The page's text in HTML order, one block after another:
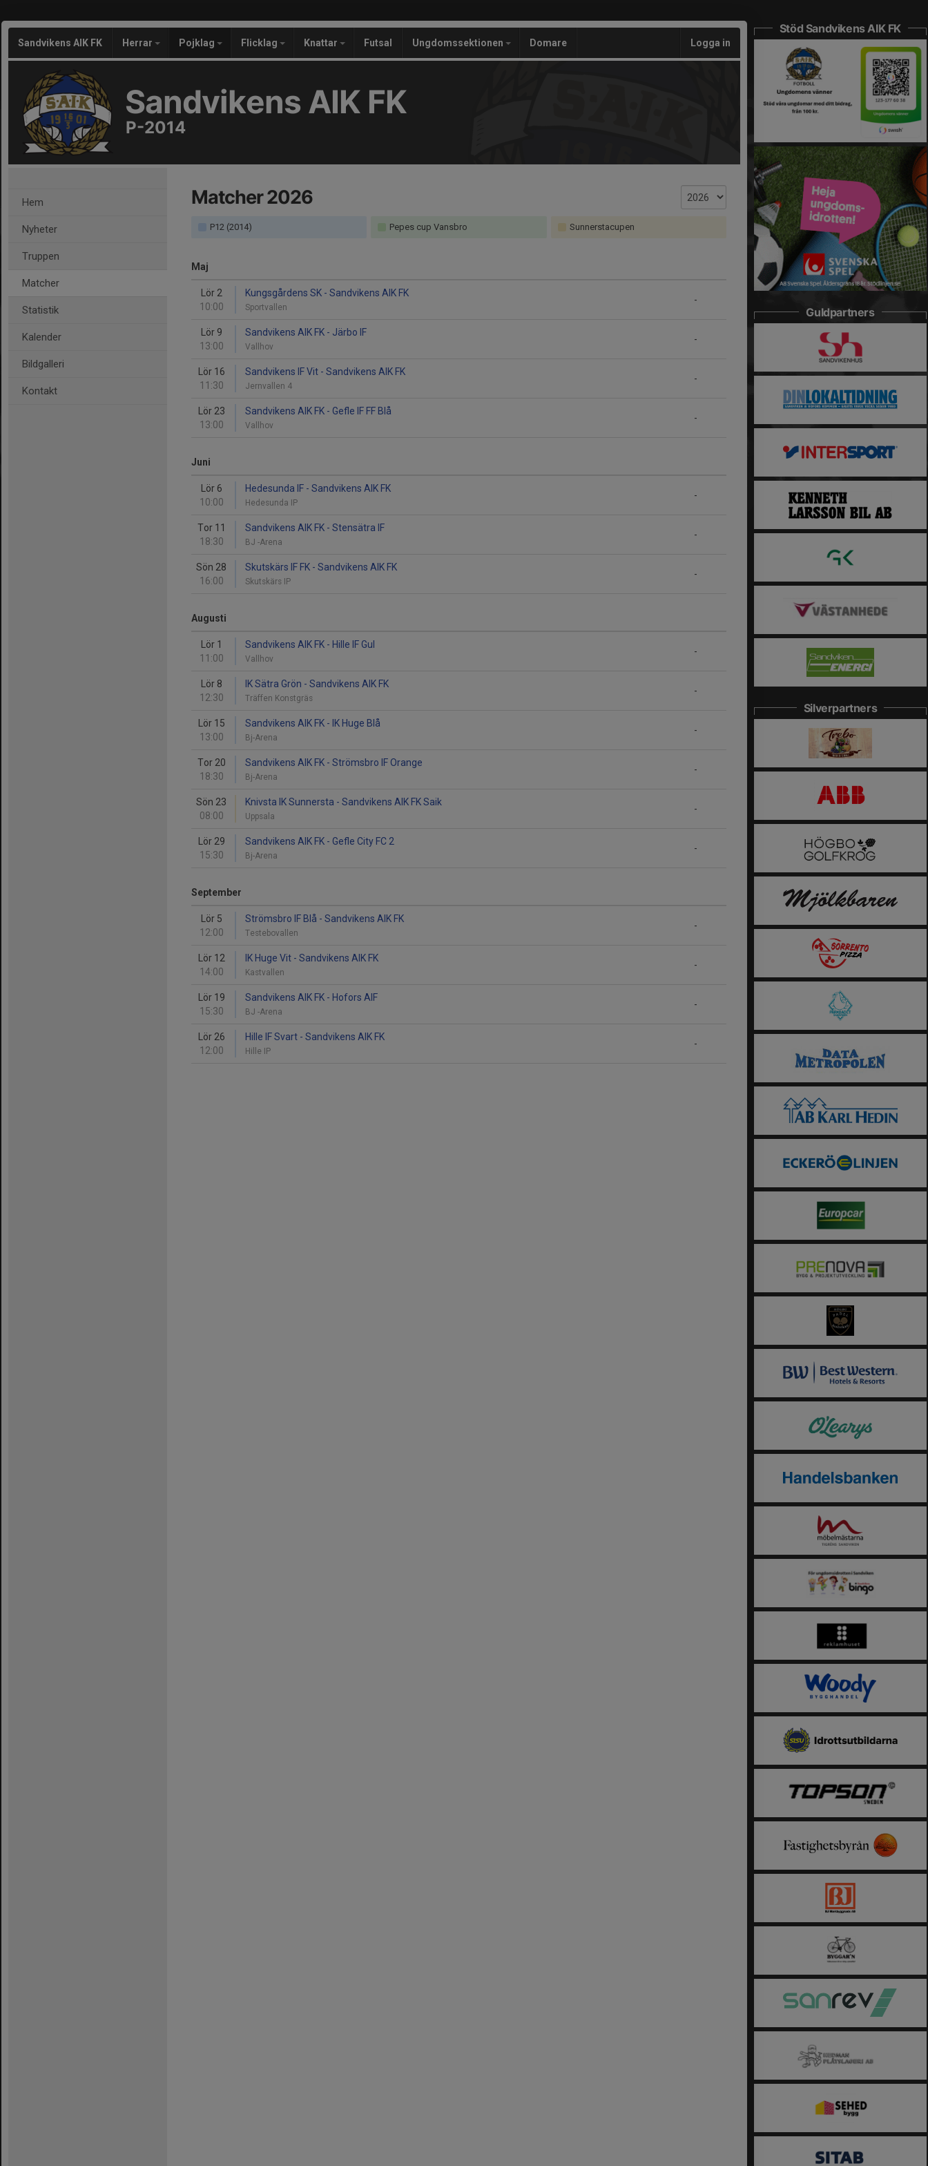
Sandvikens AIK FK Herrar Pojklag Flicklag Knattar Futsal Ungdomssektionen Domare Logga in
Sandvikens AIK FK
P-2014
Hem
Nyheter
Truppen
Matcher
Statistik
Kalender
Bildgalleri
Kontakt
Matcher 2026
P12 (2014) Pepes cup Vansbro Sunnerstacupen
Maj
Lör 2
10:00
-
Kungsgårdens SK - Sandvikens AIK FK
Sportvallen
Lör 9
13:00
-
Sandvikens AIK FK - Järbo IF
Vallhov
Lör 16
11:30
-
Sandvikens IF Vit - Sandvikens AIK FK
Jernvallen 4
Lör 23
13:00
-
Sandvikens AIK FK - Gefle IF FF Blå
Vallhov
Juni
Lör 6
10:00
-
Hedesunda IF - Sandvikens AIK FK
Hedesunda IP
Tor 11
18:30
-
Sandvikens AIK FK - Stensätra IF
BJ -Arena
Sön 28
16:00
-
Skutskärs IF FK - Sandvikens AIK FK
Skutskärs IP
Augusti
Lör 1
11:00
-
Sandvikens AIK FK - Hille IF Gul
Vallhov
Lör 8
12:30
-
IK Sätra Grön - Sandvikens AIK FK
Träffen Konstgräs
Lör 15
13:00
-
Sandvikens AIK FK - IK Huge Blå
Bj-Arena
Tor 20
18:30
-
Sandvikens AIK FK - Strömsbro IF Orange
Bj-Arena
Sön 23
08:00
-
Knivsta IK Sunnersta - Sandvikens AIK FK Saik
Uppsala
Lör 29
15:30
-
Sandvikens AIK FK - Gefle City FC 2
Bj-Arena
September
Lör 5
12:00
-
Strömsbro IF Blå - Sandvikens AIK FK
Testebovallen
Lör 12
14:00
-
IK Huge Vit - Sandvikens AIK FK
Kastvallen
Lör 19
15:30
-
Sandvikens AIK FK - Hofors AIF
BJ -Arena
Lör 26
12:00
-
Hille IF Svart - Sandvikens AIK FK
Hille IP
Stöd Sandvikens AIK FK
Guldpartners
Silverpartners